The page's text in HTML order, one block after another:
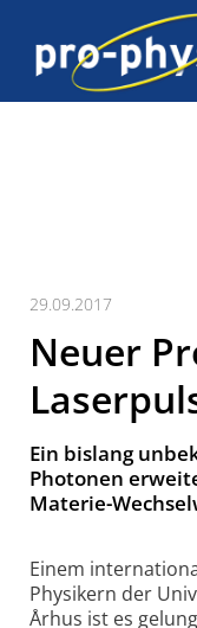
29.09.2017
Neuer
Ein bislang
Photonen
Materie-
Einem
Physikern der
Århus ist es